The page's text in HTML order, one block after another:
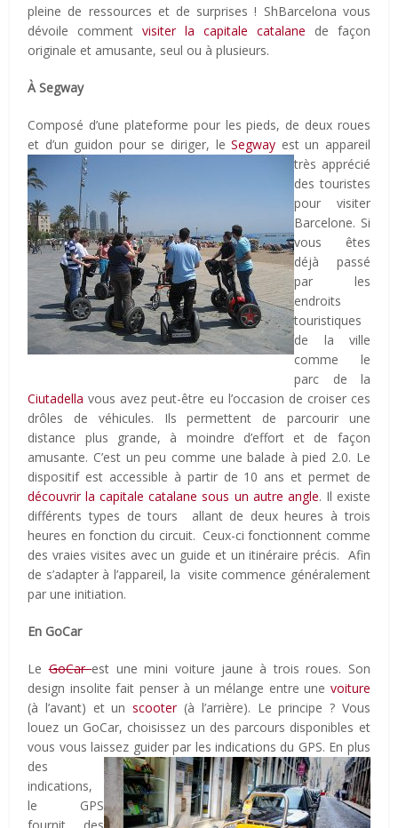
pleine de ressources et de surprises ! ShBarcelona vous
dévoile commentvisiter la capitale catalane de façon
originale et amusante, seul ou à plusieurs.
À Segway
Composé d’une plateforme pour les pieds, de deux roues
et d’un guidon pour se diriger, leSegway est un appareil
très apprécié
des touristes
pour visiter
Barcelone. Si
vous êtes
déjà passé
par les
endroits
touristiques
de la ville
comme le
parc de la
Ciutadellavous avez peut-être eu l’occasion de croiser ces
drôles de véhicules. Ils permettent de parcourir une
distance plus grande, à moindre d’effort et de façon
amusante. C’est un peu comme une balade à pied 2.0. Le
dispositif est accessible à partir de 10 ans et permet de
découvrir la capitale catalane sous un autre angle. Il existe
différents types de tours allant de deux heures à trois
heures en fonction du circuit. Ceux-ci fonctionnent comme
des vraies visites avec un guide et un itinéraire précis. Afin
de s’adapter à l’appareil, la visite commence généralement
par une initiation.
En GoCar
LeGoCarest une mini voiture jaune à trois roues. Son
design insolite fait penser à un mélange entre une voiture
(à l’avant) et unscooter(à l’arrière). Le principe ? Vous
louez un GoCar, choisissez un des parcours disponibles et
vous vous laissez guider par les indications du GPS. En plus
des
indications,
le GPS
fournit des